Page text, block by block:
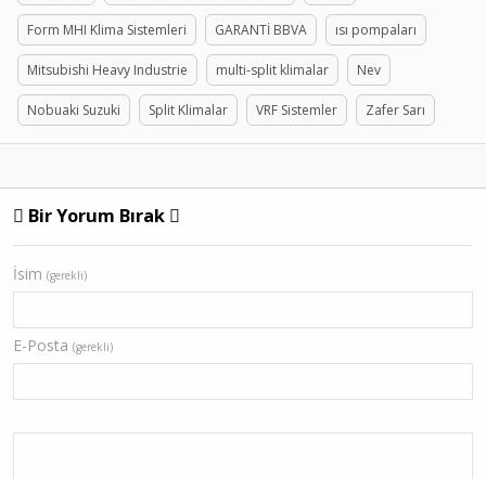
Form MHI Klima Sistemleri GARANTİ BBVA ısı pompaları
Mitsubishi Heavy Industrie multi-split klimalar Nev
Nobuaki Suzuki Split Klimalar VRF Sistemler Zafer Sarı
Bir Yorum Bırak
İsim (gerekli)
E-Posta (gerekli)